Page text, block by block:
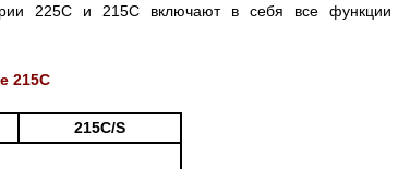
225C и 215C включают в себя все функции
215C
215C/S